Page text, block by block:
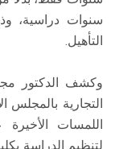
سنوات دراسية،
التأهيل.
وكشف الدكتور
التجارية
اللمسات الأخيرة
لتنظيم الدراسة